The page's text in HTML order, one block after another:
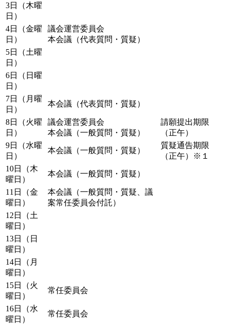
3日（木曜
日）
4日（金曜
日）
議会運営委員会
本会議（代表質問・質疑）
5日（土曜
日）
6日（日曜
日）
7日（月曜
日）
本会議（代表質問・質疑）
8日（火曜
日）
議会運営委員会
本会議（一般質問・質疑）
請願提出期限
（正午）
9日（水曜
日）
本会議（一般質問・質疑）
質疑通告期限
（正午）※１
10日（木
曜日）
本会議（一般質問・質疑）
11日（金
曜日）
本会議（一般質問・質疑、議
案常任委員会付託）
12日（土
曜日）
13日（日
曜日）
14日（月
曜日）
15日（火
曜日）
常任委員会
16日（水
曜日）
常任委員会